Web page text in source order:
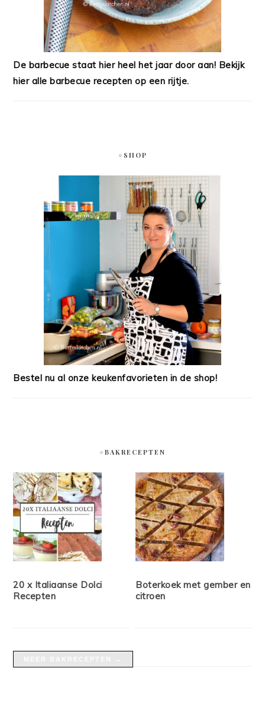
De barbecue staat hier heel het jaar door aan! Bekijk
hier alle barbecue recepten op een rijtje.
#SHOP
Bestel nu al onze keukenfavorieten in de shop!
#BAKRECEPTEN
20 x Italiaanse Dolci
Recepten
Boterkoek met gember en
citroen